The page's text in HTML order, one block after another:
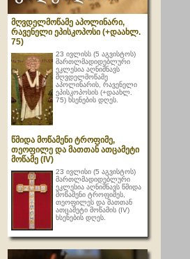
მღვდელმოწამე აპოლინარი,
რავენელი ეპისკოპოსი (+დაახლ.
75)
23 ივლისს (5 აგვისტოს)
მართლმადიდებლური
ეკლესია აღნიშნავს
მღვდელმოწამე
აპოლინარის, რავენელი
ეპისკოპოსის (+დაახლ.
75) ხსენების დღეს.
წმიდა მოწამენი ტროფიმე,
თეოფილე და მათთან ათცამეტი
მოწამე (IV)
23 ივლისი (5 აგვისტოს)
მართლმადიდებლური
ეკლესია აღნიშნავს წმიდა
მოწამენი ტროფიმეს,
თეოფილეს და მათთან
ათცამეტი მოწამის (IV)
ხსენების დღეს.